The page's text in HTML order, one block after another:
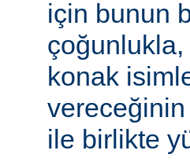
için bunun
çoğunlukla,
konak
ile birlikte